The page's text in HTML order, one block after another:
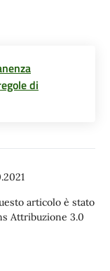
di
articolo è stato
Attribuzione 3.0